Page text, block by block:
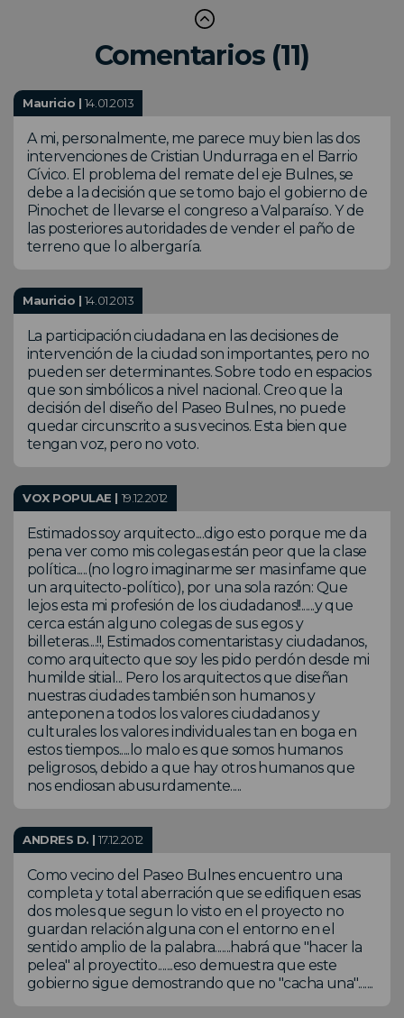
Comentarios (11)
Mauricio | 14.01.2013
A mi, personalmente, me parece muy bien las dos
intervenciones de Cristian Undurraga en el Barrio
Cívico. El problema del remate del eje Bulnes, se
debe a la decisión que se tomo bajo el gobierno de
Pinochet de llevarse el congreso a Valparaíso. Y de
las posteriores autoridades de vender el paño de
terreno que lo albergaría.
Mauricio | 14.01.2013
La participación ciudadana en las decisiones de
intervención de la ciudad son importantes, pero no
pueden ser determinantes. Sobre todo en espacios
que son simbólicos a nivel nacional. Creo que la
decisión del diseño del Paseo Bulnes, no puede
quedar circunscrito a sus vecinos. Esta bien que
tengan voz, pero no voto.
VOX POPULAE | 19.12.2012
Estimados soy arquitecto....digo esto porque me da
pena ver como mis colegas están peor que la clase
política.....(no logro imaginarme ser mas infame que
un arquitecto-político), por una sola razón: Que
lejos esta mi profesión de los ciudadanos!!......y que
cerca están alguno colegas de sus egos y
billeteras....!!, Estimados comentaristas y ciudadanos,
como arquitecto que soy les pido perdón desde mi
humilde sitial... Pero los arquitectos que diseñan
nuestras ciudades también son humanos y
anteponen a todos los valores ciudadanos y
culturales los valores individuales tan en boga en
estos tiempos.....lo malo es que somos humanos
peligrosos, debido a que hay otros humanos que
nos endiosan abusurdamente.....
ANDRES D. |17.12.2012
Como vecino del Paseo Bulnes encuentro una
completa y total aberración que se edifiquen esas
dos moles que segun lo visto en el proyecto no
guardan relación alguna con el entorno en el
sentido amplio de la palabra.......habrá que "hacer la
pelea" al proyectito.......eso demuestra que este
gobierno sigue demostrando que no "cacha una".......